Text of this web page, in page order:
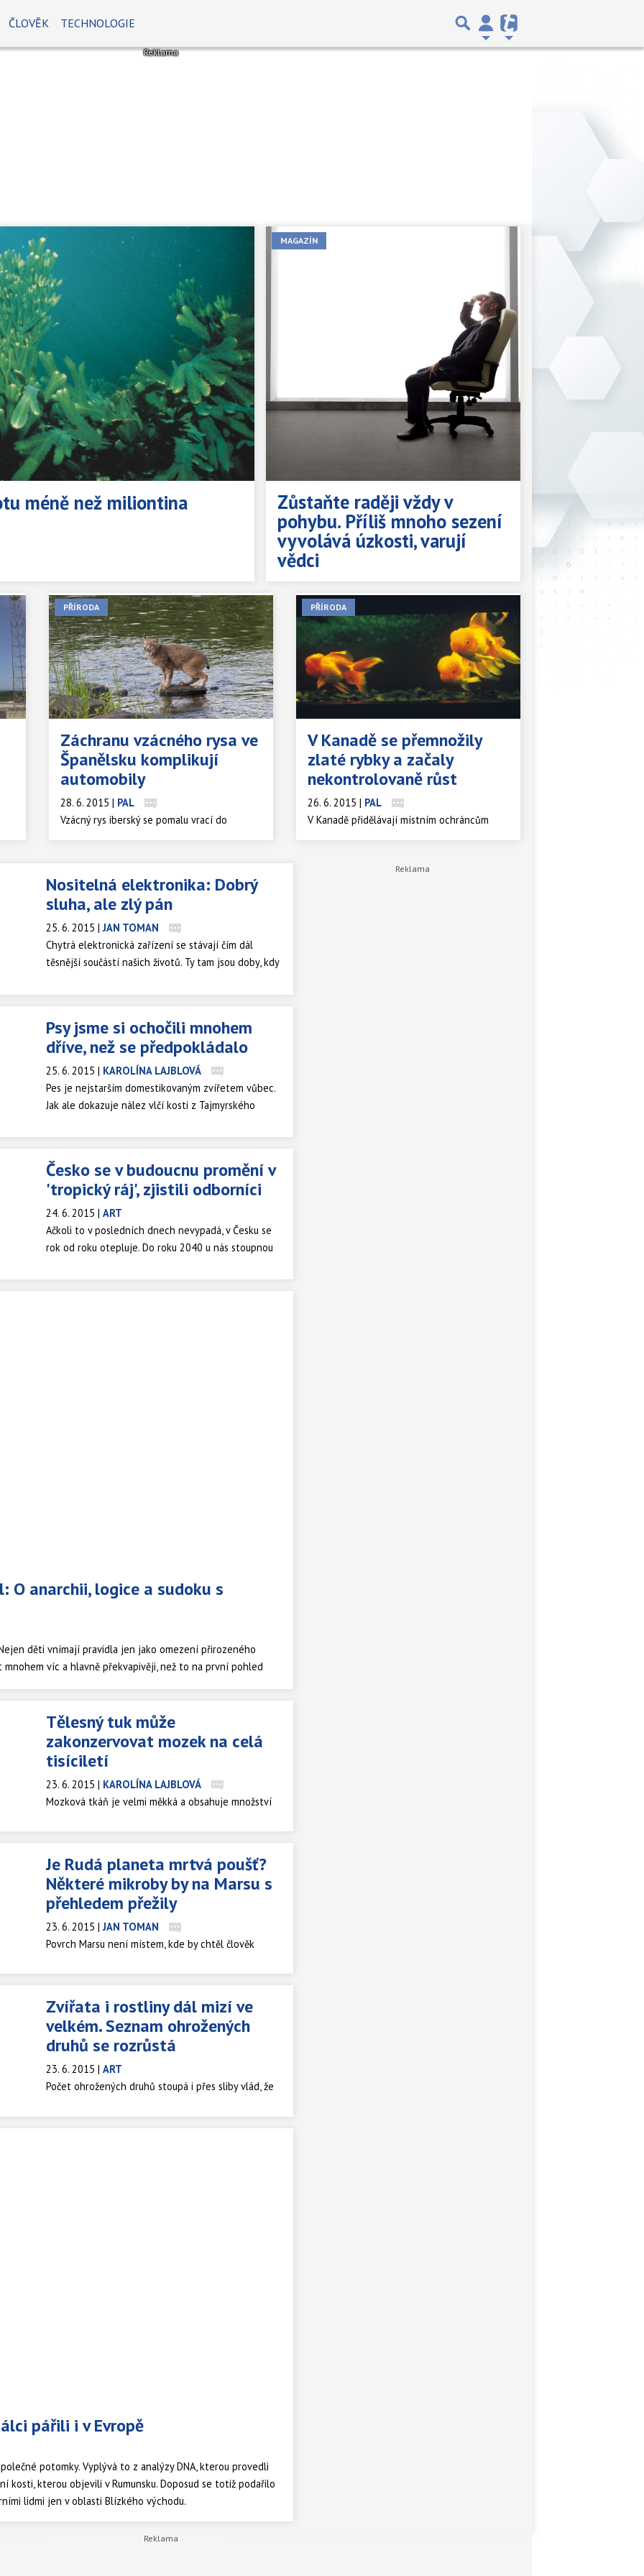
ČLOVĚK TECHNOLOGIE
méně než miliontina
MAGAZÍN
Zůstaňte raději vždy v
pohybu. Příliš mnoho sezení
vyvolává úzkosti, varují
vědci
PŘÍRODA
Záchranu vzácného rysa ve
Španělsku komplikují
automobily
28. 6. 2015 | PAL
Vzácný rys iberský se pomalu vrací do
španělské přírody po tom, co se ho podařilo
dopravou. Počet vzácných zvířat, která
uhynou při střetu s automobily, se rok od
roku zvyšuje.
PŘÍRODA
V Kanadě se přemnožily
zlaté rybky a začaly
nekontrolovaně růst
26. 6. 2015 | PAL
V Kanadě přidělávají místním ochráncům
přírody vrásky na čele chovatelé rybiček,
do volné přírody. Malým rybkám se v místní
Nositelná elektronika: Dobrý
sluha, ale zlý pán
25. 6. 2015 | JAN TOMAN
Chytrá elektronická zařízení se stávají čím dál
těsnější součástí našich životů. Ty tam jsou doby, kdy
technologických nadšenců. Dokonce i takové
málokoho.
Psy jsme si ochočili mnohem
dříve, než se předpokládalo
25. 6. 2015 | KAROLÍNA LAJBLOVÁ
Pes je nejstarším domestikovaným zvířetem vůbec.
Jak ale dokazuje nález vlčí kosti z Tajmyrského
mnohem delší historii, než se dříve myslelo.
Česko se v budoucnu promění v
'tropický ráj', zjistili odborníci
24. 6. 2015 | ART
Ačkoli to v posledních dnech nevypadá, v Česku se
rok od roku otepluje. Do roku 2040 u nás stoupnou
2060 dokonce až o 2,5 stupně, říkají odborníci.
O anarchii, logice a sudoku s
děti vnímají pravidla jen jako omezení přirozeného
víc a hlavně překvapivěji, než to na první pohled
a pravidla a vedoucího oddělení logiky Filosofického ústavu
Tělesný tuk může
zakonzervovat mozek na celá
tisíciletí
23. 6. 2015 | KAROLÍNA LAJBLOVÁ
Mozková tkáň je velmi měkká a obsahuje množství
smrti. Za určitých podmínek je ale možné mrtvý
tisíce let.
Je Rudá planeta mrtvá poušť?
Některé mikroby by na Marsu s
přehledem přežily
23. 6. 2015 | JAN TOMAN
Povrch Marsu není místem, kde by chtěl člověk
skafandru. Velmi nízké teploty doplňuje řídká
propouštějící smrtící záření.
Zvířata i rostliny dál mizí ve
velkém. Seznam ohrožených
druhů se rozrůstá
23. 6. 2015 | ART
Počet ohrožených druhů stoupá i přes sliby vlád, že
seznamu Mezinárodního svazu ochrany přírody
pářili i v Evropě
potomky. Vyplývá to z analýzy DNA, kterou provedli
kterou objevili v Rumunsku. Doposud se totiž podařilo
lidmi jen v oblasti Blízkého východu.